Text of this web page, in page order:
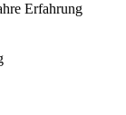
Erfahrung